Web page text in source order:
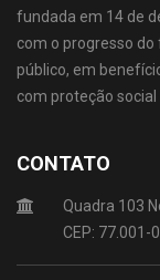
fundada em 14 de
com o progresso
público, em
com proteção social
CONTATO
Quadra 103
CEP: 77.001-